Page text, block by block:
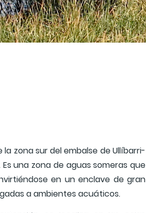
zona sur del embalse de Ullíbarri-
una zona de aguas someras que
en un enclave de gran
a ambientes acuáticos.